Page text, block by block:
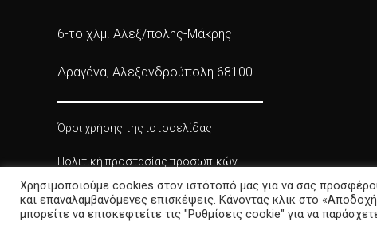
6-το χλμ. Αλεξ/πολης-Μάκρης
Δραγάνα, Αλεξανδρούπολη 68100
Όροι χρήσης της ιστοσελίδας
Πολιτική προστασίας προσωπικών
δεδομένων
Πολιτική Cookies
Χρησιμοποιούμε cookies στον ιστότοπό μας για να σας
και επαναλαμβανόμενες επισκέψεις. Κάνοντας κλικ στο
μπορείτε να επισκεφτείτε τις "Ρυθμίσεις cookie" για να